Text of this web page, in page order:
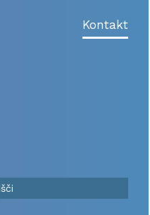
Kontakt